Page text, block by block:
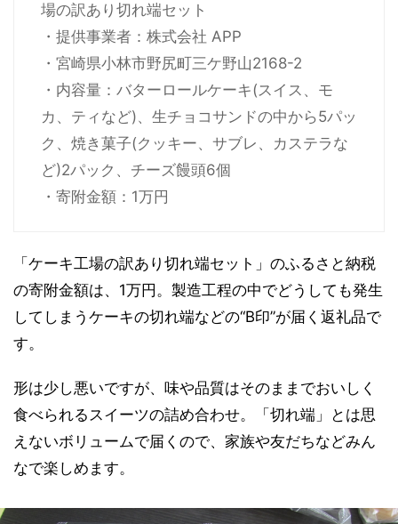
場の訳あり切れ端セット
・提供事業者：株式会社 APP
・宮崎県小林市野尻町三ケ野山2168-2
・内容量：バターロールケーキ(スイス、モ
カ、ティなど)、生チョコサンドの中から5パッ
ク、焼き菓子(クッキー、サブレ、カステラな
ど)2パック、チーズ饅頭6個
・寄附金額：1万円
「ケーキ工場の訳あり切れ端セット」のふるさと納税
の寄附金額は、1万円。製造工程の中でどうしても発生
してしまうケーキの切れ端などの“B印”が届く返礼品で
す。
形は少し悪いですが、味や品質はそのままでおいしく
食べられるスイーツの詰め合わせ。「切れ端」とは思
えないボリュームで届くので、家族や友だちなどみん
なで楽しめます。